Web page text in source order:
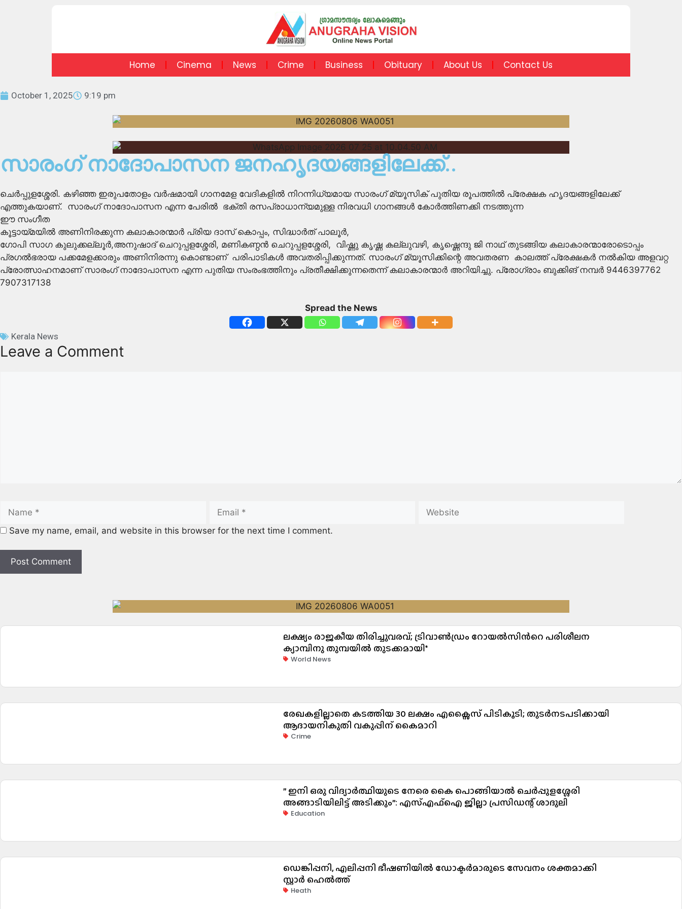
Home Cinema News Crime Business Obituary About Us Contact Us
October 1, 2025 9:19 pm
സാരംഗ് നാദോപാസന ജനഹൃദയങ്ങളിലേക്ക്..
ചെർപ്പുളശ്ശേരി. കഴിഞ്ഞ ഇരുപതോളം വർഷമായി ഗാനമേള വേദികളിൽ നിറന്നിധ്യമായ സാരംഗ് മ്യൂസിക് പുതിയ രൂപത്തിൽ പ്രേക്ഷക ഹൃദയങ്ങളിലേക്ക്
എത്തുകയാണ്. സാരംഗ് നാദോപാസന എന്ന പേരിൽ ഭക്തി രസപ്രാധാന്യമുള്ള നിരവധി ഗാനങ്ങൾ കോർത്തിണക്കി നടത്തുന്ന
ഈ സംഗീത
കൂട്ടായ്മയിൽ അണിനിരക്കുന്ന കലാകാരന്മാർ പ്രിയ ദാസ് കൊപ്പം, സിദ്ധാർത് പാലൂർ,
ഗോപി സാഗ കുലുക്കല്ലൂർ,അനുഷാദ് ചെറുപ്പളശ്ശേരി, മണികണ്ഠൻ ചെറുപ്പളശ്ശേരി, വിഷ്ണു കൃഷ്ണ കല്ലുവഴി, കൃഷ്ണെന്ദു ജി നാഥ് തുടങ്ങിയ കലാകാരന്മാരോടൊപ്പം
പ്രഗൽഭരായ പക്കമേളക്കാരും അണിനിരന്നു കൊണ്ടാണ് പരിപാടികൾ അവതരിപ്പിക്കുന്നത്. സാരംഗ് മ്യൂസിക്കിന്റെ അവതരണ കാലത്ത് പ്രേക്ഷകർ നൽകിയ അളവറ്റ
പ്രോത്സാഹനമാണ് സാരംഗ് നാദോപാസന എന്ന പുതിയ സംരംഭത്തിനും പ്രതീക്ഷിക്കുന്നതെന്ന് കലാകാരന്മാർ അറിയിച്ചു. പ്രോഗ്രാം ബുക്കിങ് നമ്പർ 9446397762
7907317138
Spread the News
Kerala News
Leave a Comment
Save my name, email, and website in this browser for the next time I comment.
ലക്ഷ്യം രാജകീയ തിരിച്ചുവരവ്; ട്രിവാൺഡ്രം റോയൽസിന്‍റെ പരിശീലന
ക്യാമ്പിനു തുമ്പയില്‍ തുടക്കമായി*
World News
രേഖകളില്ലാതെ കടത്തിയ ₹30 ലക്ഷം എക്സൈസ് പിടികൂടി; തുടർനടപടിക്കായി
ആദായനികുതി വകുപ്പിന് കൈമാറി
Crime
” ഇനി ഒരു വിദ്യാർത്ഥിയുടെ നേരെ കൈ പൊങ്ങിയാൽ ചെർപ്പുളശ്ശേരി
അങ്ങാടിയിലിട്ട് അടിക്കും”: എസ്എഫ്ഐ ജില്ലാ പ്രസിഡന്റ് ശാദുലി
Education
ഡെങ്കിപ്പനി, എലിപ്പനി ഭീഷണിയിൽ ഡോക്ടർമാരുടെ സേവനം ശക്തമാക്കി
സ്റ്റാർ ഹെൽത്ത്
Heath